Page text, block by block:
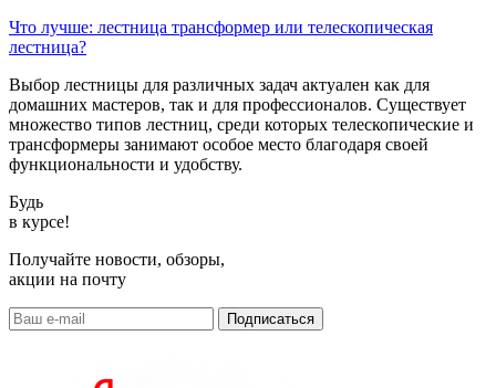
Что лучше: лестница трансформер или телескопическая
лестница?
Выбор лестницы для различных задач актуален как для
домашних мастеров, так и для профессионалов. Существует
множество типов лестниц, среди которых телескопические и
трансформеры занимают особое место благодаря своей
функциональности и удобству.
Будь
в курсе!
Получайте новости, обзоры,
акции на почту